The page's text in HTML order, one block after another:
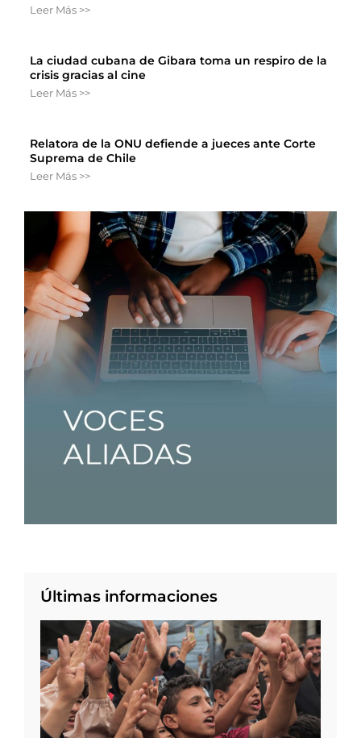
Leer Más >>
La ciudad cubana de Gibara toma un respiro de la
crisis gracias al cine
Leer Más >>
Relatora de la ONU defiende a jueces ante Corte
Suprema de Chile
Leer Más >>
Últimas informaciones